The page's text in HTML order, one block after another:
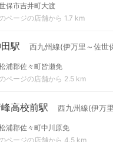
保市吉井町大渡
ページの店舗から 1.7 km
駅 西九州線(伊万里～佐世
浦郡佐々町皆瀬免
ページの店舗から 2.5 km
高校前駅 西九州線(伊万
浦郡佐々町中川原免
ページの店舗から 4.5 km